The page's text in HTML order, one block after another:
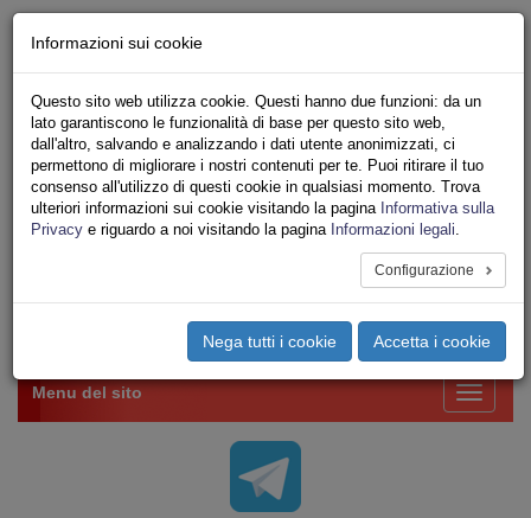
Iscriviti Online
Ricerca
Area Stampa
Privacy
VV.F.
UNIONE SINDACALE DI BASE SETTORE VIGILI
Toggle
Menu del sito
Informazioni sui cookie
Questo sito web utilizza cookie. Questi hanno due funzioni: da un
lato garantiscono le funzionalità di base per questo sito web,
dall'altro, salvando e analizzando i dati utente anonimizzati, ci
permettono di migliorare i nostri contenuti per te. Puoi ritirare il tuo
consenso all'utilizzo di questi cookie in qualsiasi momento. Trova
ulteriori informazioni sui cookie visitando la pagina Informativa sulla
Privacy e riguardo a noi visitando la pagina Informazioni legali.
Configurazione
Nega tutti i cookie Accetta i cookie